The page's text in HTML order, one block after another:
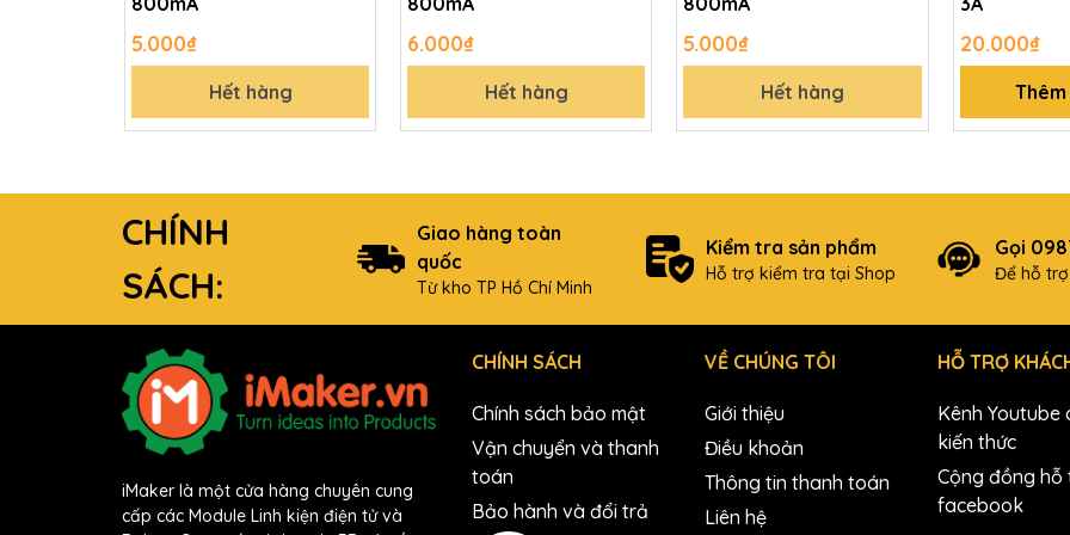
5.000₫
Hết hàng
6.000₫
Hết hàng
5.000₫
Hết hàng
20.000₫
CHÍNH
SÁCH:
Giao hàng toàn
quốc
Từ kho TP Hồ Chí Minh
Kiểm tra sản phẩm
Hỗ trợ kiểm tra tại Shop
Gọi
Để hỗ
iMaker là một cửa hàng chuyên cung
cấp các Module Linh kiện điện tử và
CHÍNH SÁCH
Chính sách bảo mật
Vận chuyển và thanh
toán
Bảo hành và đổi trả
VỀ CHÚNG TÔI
Giới thiệu
Điều khoản
Thông tin thanh toán
Liên hệ
HỖ TRỢ
Kênh Youtube
kiến thức
Cộng đồng hỗ
facebook